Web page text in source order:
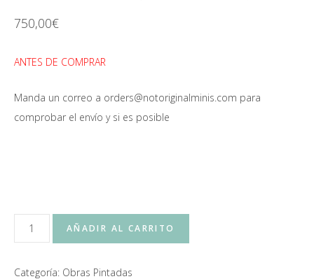
750,00€
ANTES DE COMPRAR
Manda un correo a orders@notoriginalminis.com para
comprobar el envío y si es posible
Geralt
de
AÑADIR AL CARRITO
Categoría: Obras Pintadas